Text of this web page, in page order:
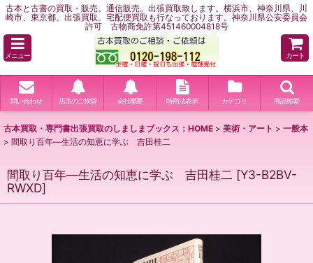
古本と古書の買取・販売。通信販売。出張買取致します。横浜市、神奈川県、川
崎市、東京都、出張買取。宅配便買取も行なっております。神奈川県公安委員会
許可 古物商免許第451460004818号
メニュー カート
問い合わせ 店主のご挨拶 会社概要 特商法表示 カテゴリ 商品検索
古本買取・専門書出張買取のしましまブックス：HOME > 美術・アート > 一般本
> 間取り百年―生活の知恵に学ぶ 吉田桂二
間取り百年―生活の知恵に学ぶ 吉田桂二 [Y3-B2BV-
RWXD]